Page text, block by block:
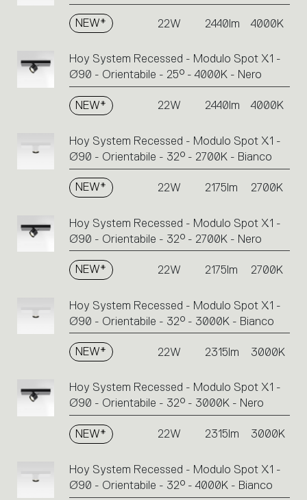
NEW* 22W 2440lm 4000K
Hoy System Recessed - Modulo Spot X1 -
Ø90 - Orientabile - 25° - 4000K - Nero
NEW* 22W 2440lm 4000K
Hoy System Recessed - Modulo Spot X1 -
Ø90 - Orientabile - 32° - 2700K - Bianco
NEW* 22W 2175lm 2700K
Hoy System Recessed - Modulo Spot X1 -
Ø90 - Orientabile - 32° - 2700K - Nero
NEW* 22W 2175lm 2700K
Hoy System Recessed - Modulo Spot X1 -
Ø90 - Orientabile - 32° - 3000K - Bianco
NEW* 22W 2315lm 3000K
Hoy System Recessed - Modulo Spot X1 -
Ø90 - Orientabile - 32° - 3000K - Nero
NEW* 22W 2315lm 3000K
Hoy System Recessed - Modulo Spot X1 -
Ø90 - Orientabile - 32° - 4000K - Bianco